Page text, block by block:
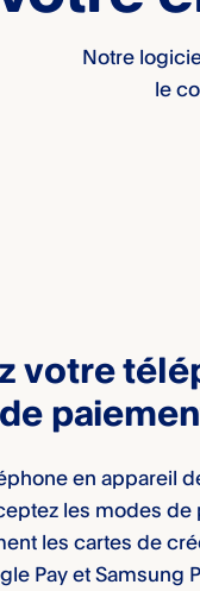
Notre
le
votre
en appareil
les modes
les cartes de
Pay et Samsung